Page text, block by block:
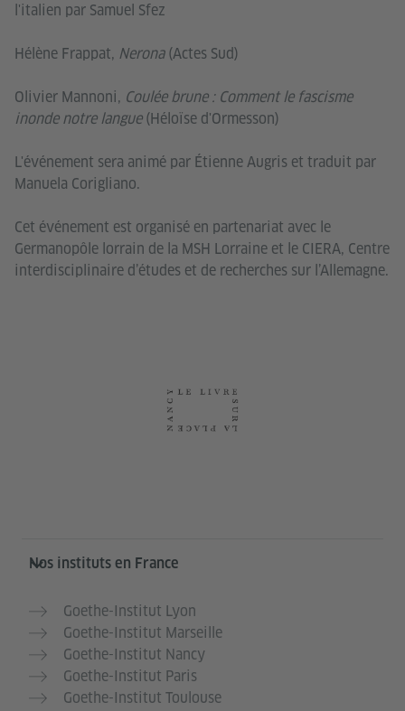
l'italien par Samuel Sfez
Hélène Frappat, Nerona(Actes Sud)
Olivier Mannoni, Coulée brune : Comment le fascisme
inonde notre langue(Héloïse d'Ormesson)
L'événement sera animé par Étienne Augris et traduit par
Manuela Corigliano.
Cet événement est organisé en partenariat avec le
Germanopôle lorrain de la MSH Lorraine et le CIERA, Centre
interdisciplinaire d’études et de recherches sur l’Allemagne.
Service- und Informationsbereich
Nos instituts en France
Goethe-Institut Lyon
Goethe-Institut Marseille
Goethe-Institut Nancy
Goethe-Institut Paris
Goethe-Institut Toulouse